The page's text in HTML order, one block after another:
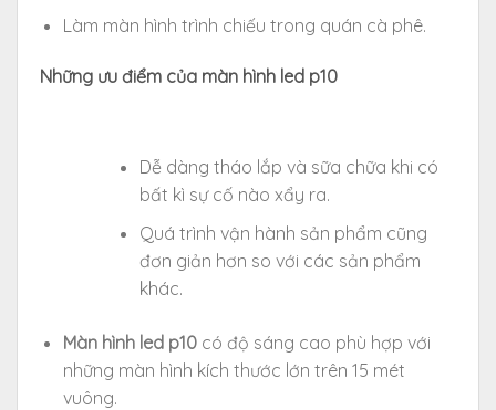
Làm màn hình trình chiếu trong quán cà phê.
Những ưu điểm của màn hình led p10
Dễ dàng tháo lắp và sữa chữa khi có
bất kì sự cố nào xẩy ra.
Quá trình vận hành sản phẩm cũng
đơn giản hơn so với các sản phẩm
khác.
Màn hình led p10có độ sáng cao phù hợp với
những màn hình kích thước lớn trên 15 mét
vuông.